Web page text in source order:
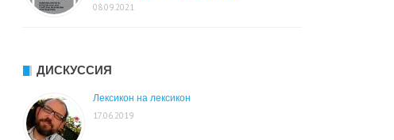
08.09.2021
ДИСКУССИЯ
Лексикон на лексикон
17.06.2019